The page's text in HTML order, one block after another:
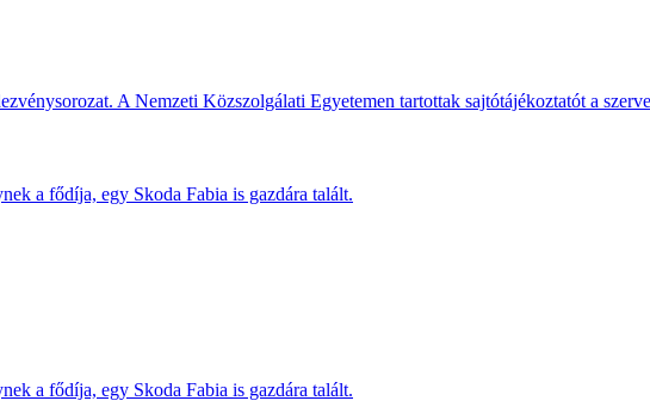
A Nemzeti Közszolgálati Egyetemen tartottak sajtótájékoztatót a
a fődíja, egy Skoda Fabia is gazdára talált.
a fődíja, egy Skoda Fabia is gazdára talált.